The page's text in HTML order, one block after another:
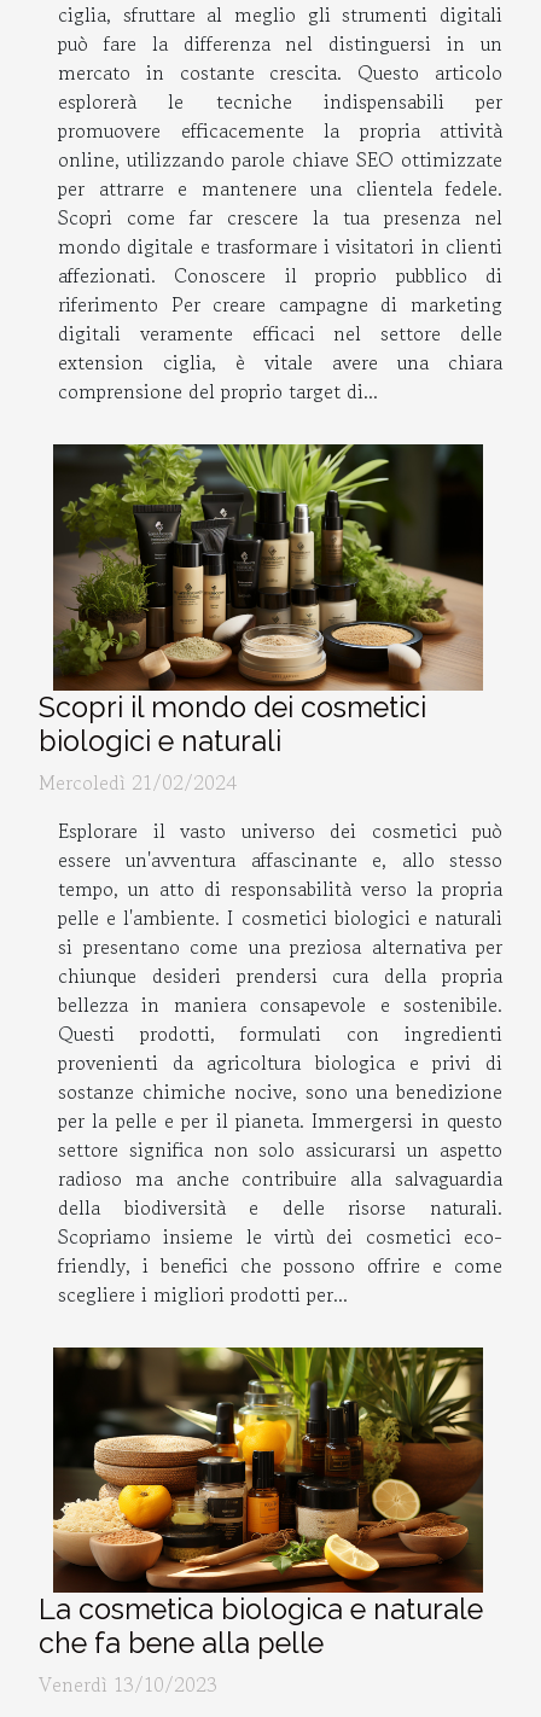
ciglia, sfruttare al meglio gli strumenti digitali
può fare la differenza nel distinguersi in un
mercato in costante crescita. Questo articolo
esplorerà le tecniche indispensabili per
promuovere efficacemente la propria attività
online, utilizzando parole chiave SEO ottimizzate
per attrarre e mantenere una clientela fedele.
Scopri come far crescere la tua presenza nel
mondo digitale e trasformare i visitatori in clienti
affezionati. Conoscere il proprio pubblico di
riferimento Per creare campagne di marketing
digitali veramente efficaci nel settore delle
extension ciglia, è vitale avere una chiara
comprensione del proprio target di...
Scopri il mondo dei cosmetici
biologici e naturali
Mercoledì 21/02/2024
Esplorare il vasto universo dei cosmetici può
essere un'avventura affascinante e, allo stesso
tempo, un atto di responsabilità verso la propria
pelle e l'ambiente. I cosmetici biologici e naturali
si presentano come una preziosa alternativa per
chiunque desideri prendersi cura della propria
bellezza in maniera consapevole e sostenibile.
Questi prodotti, formulati con ingredienti
provenienti da agricoltura biologica e privi di
sostanze chimiche nocive, sono una benedizione
per la pelle e per il pianeta. Immergersi in questo
settore significa non solo assicurarsi un aspetto
radioso ma anche contribuire alla salvaguardia
della biodiversità e delle risorse naturali.
Scopriamo insieme le virtù dei cosmetici eco-
friendly, i benefici che possono offrire e come
scegliere i migliori prodotti per...
La cosmetica biologica e naturale
che fa bene alla pelle
Venerdì 13/10/2023